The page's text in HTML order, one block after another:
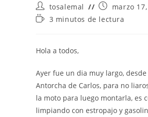
Autor
de
la
tosalemal
Publicación
de
la
marzo
Tiempo3 minutos de lectura
Hola a todos,
Ayer fue un dia muy largo,
Antorcha de Carlos, para no
la moto para luego montarla, es
limpiando con estropajo y